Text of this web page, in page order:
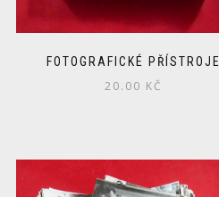
FOTOGRAFICKÉ PŘÍSTROJE
20.00 KČ